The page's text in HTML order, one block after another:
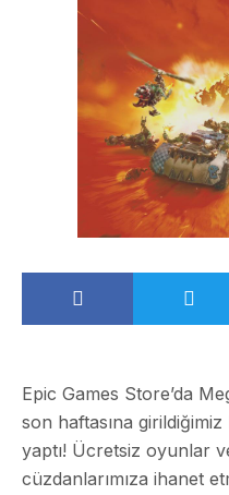
Epic Games Store’da
son haftasına
yaptı! Ücretsiz oyunlar
cüzdanlarımıza ihanet